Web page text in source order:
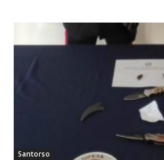
Santorso